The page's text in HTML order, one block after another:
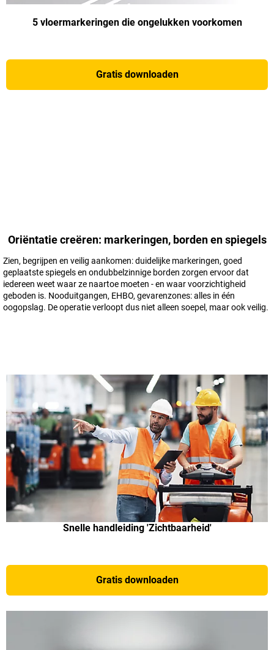
5 vloermarkeringen die ongelukken voorkomen
Gratis downloaden
Oriëntatie creëren: markeringen, borden en spiegels
Zien, begrijpen en veilig aankomen: duidelijke markeringen, goed
geplaatste spiegels en ondubbelzinnige borden zorgen ervoor dat
iedereen weet waar ze naartoe moeten - en waar voorzichtigheid
geboden is. Nooduitgangen, EHBO, gevarenzones: alles in één
oogopslag. De operatie verloopt dus niet alleen soepel, maar ook veilig.
Snelle handleiding 'Zichtbaarheid'
Gratis downloaden